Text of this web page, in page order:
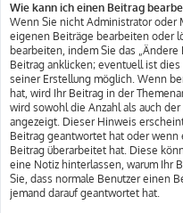
Wie kann ich einen Beitrag
Wenn Sie nicht Administrator oder
eigenen Beiträge bearbeiten oder
bearbeiten, indem Sie das
Beitrag anklicken; eventuell ist
seiner Erstellung möglich. Wenn
hat, wird Ihr Beitrag in der
wird sowohl die Anzahl als auch
angezeigt. Dieser Hinweis
Beitrag geantwortet hat oder
Beitrag überarbeitet hat. Diese
eine Notiz hinterlassen, warum Ihr
Sie, dass normale Benutzer einen
jemand darauf geantwortet hat.